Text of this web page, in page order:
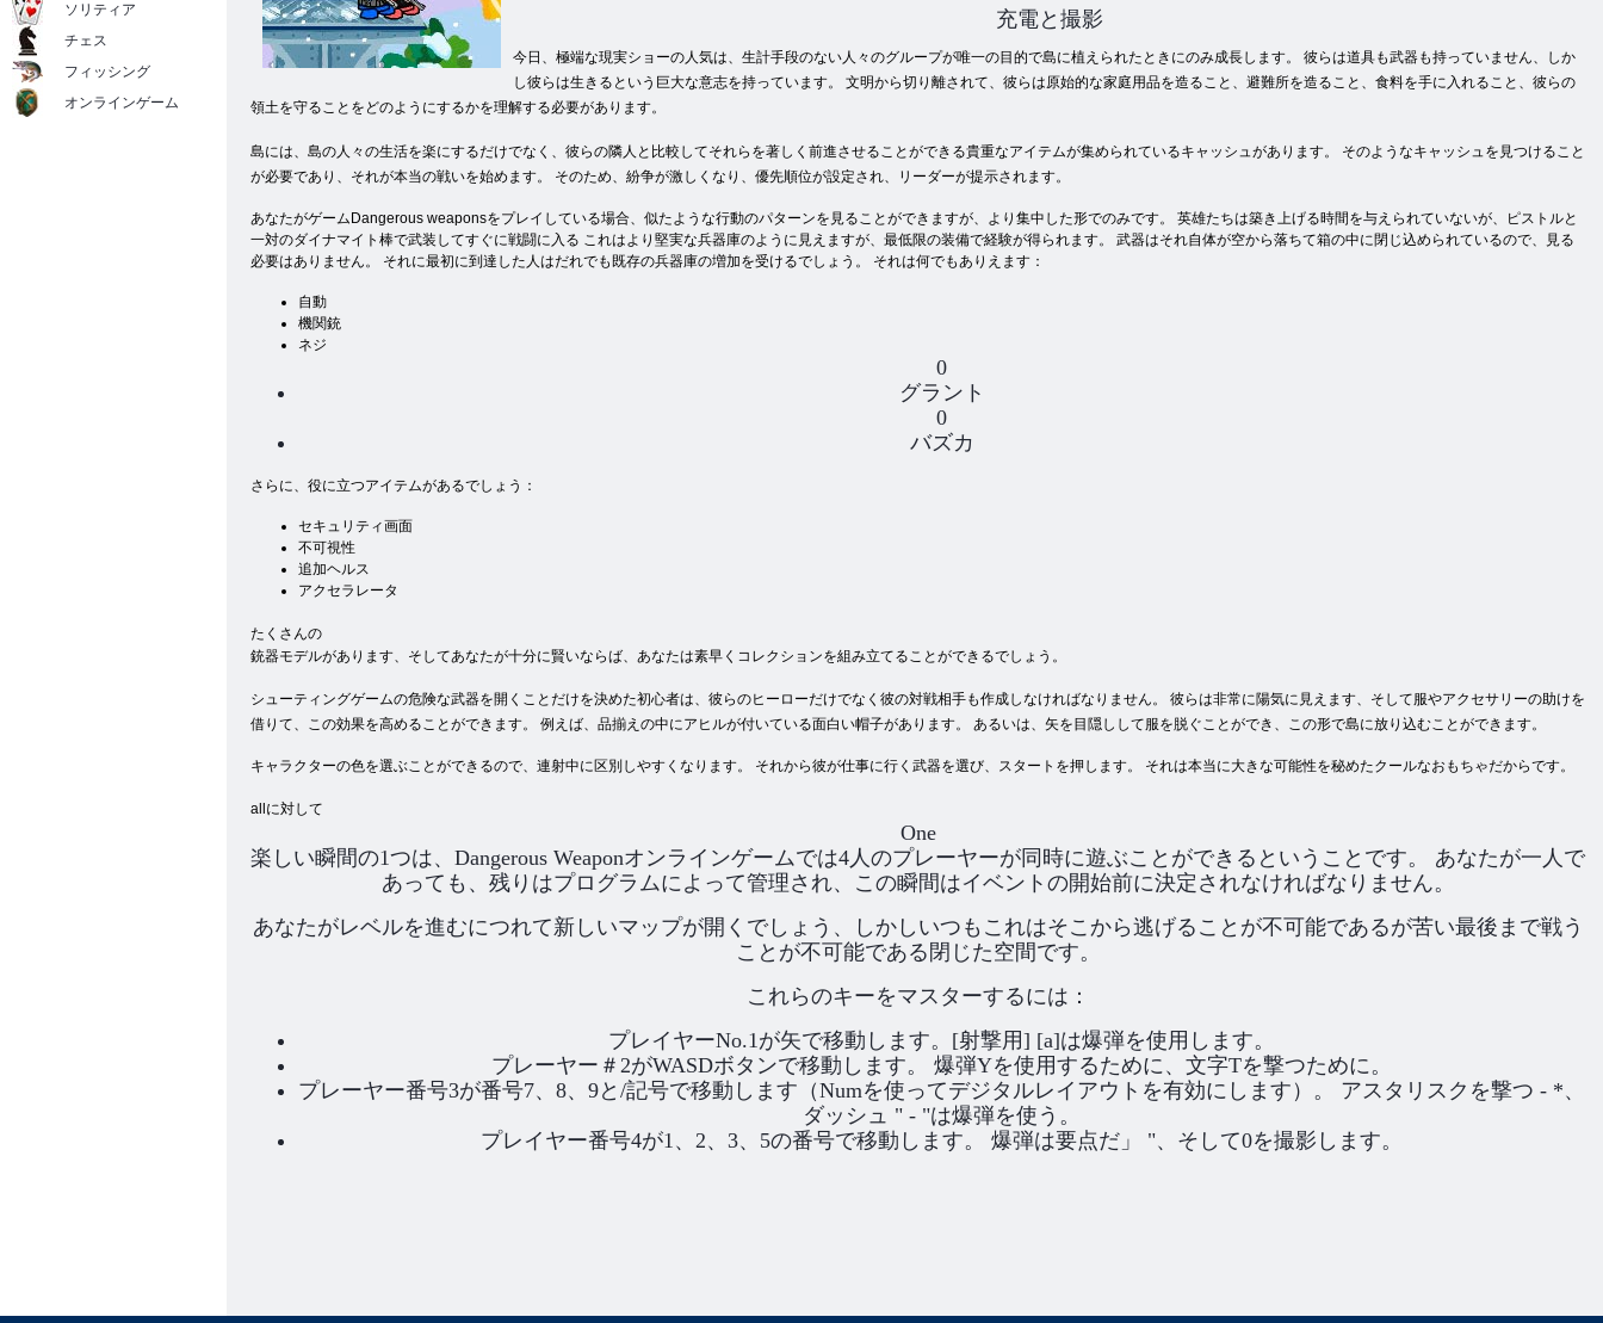
充電と撮影
今日、極端な現実ショーの人気は、生計手段のない人々のグループが唯一の目的で島に植えられたときにのみ成長します。 彼らは道具も武器も持っていません、しか
し彼らは生きるという巨大な意志を持っています。 文明から切り離されて、彼らは原始的な家庭用品を造ること、避難所を造ること、食料を手に入れること、彼らの
領土を守ることをどのようにするかを理解する必要があります。
島には、島の人々の生活を楽にするだけでなく、彼らの隣人と比較してそれらを著しく前進させることができる貴重なアイテムが集められているキャッシュがあります。 そのようなキャッシュを見つけること
が必要であり、それが本当の戦いを始めます。 そのため、紛争が激しくなり、優先順位が設定され、リーダーが提示されます。
あなたがゲームDangerous weaponsをプレイしている場合、似たような行動のパターンを見ることができますが、より集中した形でのみです。 英雄たちは築き上げる時間を与えられていないが、ピストルと
一対のダイナマイト棒で武装してすぐに戦闘に入る これはより堅実な兵器庫のように見えますが、最低限の装備で経験が得られます。 武器はそれ自体が空から落ちて箱の中に閉じ込められているので、見る
必要はありません。 それに最初に到達した人はだれでも既存の兵器庫の増加を受けるでしょう。 それは何でもありえます：
自動
機関銃
ネジ
0
グラント
0
バズカ
さらに、役に立つアイテムがあるでしょう：
セキュリティ画面
不可視性
追加ヘルス
アクセラレータ
たくさんの
銃器モデルがあります、そしてあなたが十分に賢いならば、あなたは素早くコレクションを組み立てることができるでしょう。
シューティングゲームの危険な武器を開くことだけを決めた初心者は、彼らのヒーローだけでなく彼の対戦相手も作成しなければなりません。 彼らは非常に陽気に見えます、そして服やアクセサリーの助けを
借りて、この効果を高めることができます。 例えば、品揃えの中にアヒルが付いている面白い帽子があります。 あるいは、矢を目隠しして服を脱ぐことができ、この形で島に放り込むことができます。
キャラクターの色を選ぶことができるので、連射中に区別しやすくなります。 それから彼が仕事に行く武器を選び、スタートを押します。 それは本当に大きな可能性を秘めたクールなおもちゃだからです。
allに対して
One
楽しい瞬間の1つは、Dangerous Weaponオンラインゲームでは4人のプレーヤーが同時に遊ぶことができるということです。 あなたが一人で
あっても、残りはプログラムによって管理され、この瞬間はイベントの開始前に決定されなければなりません。
あなたがレベルを進むにつれて新しいマップが開くでしょう、しかしいつもこれはそこから逃げることが不可能であるが苦い最後まで戦う
ことが不可能である閉じた空間です。
これらのキーをマスターするには：
プレイヤーNo.1が矢で移動します。[射撃用] [a]は爆弾を使用します。
プレーヤー＃2がWASDボタンで移動します。 爆弾Yを使用するために、文字Tを撃つために。
プレーヤー番号3が番号7、8、9と/記号で移動します（Numを使ってデジタルレイアウトを有効にします）。 アスタリスクを撃つ - *、
ダッシュ " - "は爆弾を使う。
プレイヤー番号4が1、2、3、5の番号で移動します。 爆弾は要点だ」 "、そして0を撮影します。
ソリティア
チェス
フィッシング
オンラインゲーム